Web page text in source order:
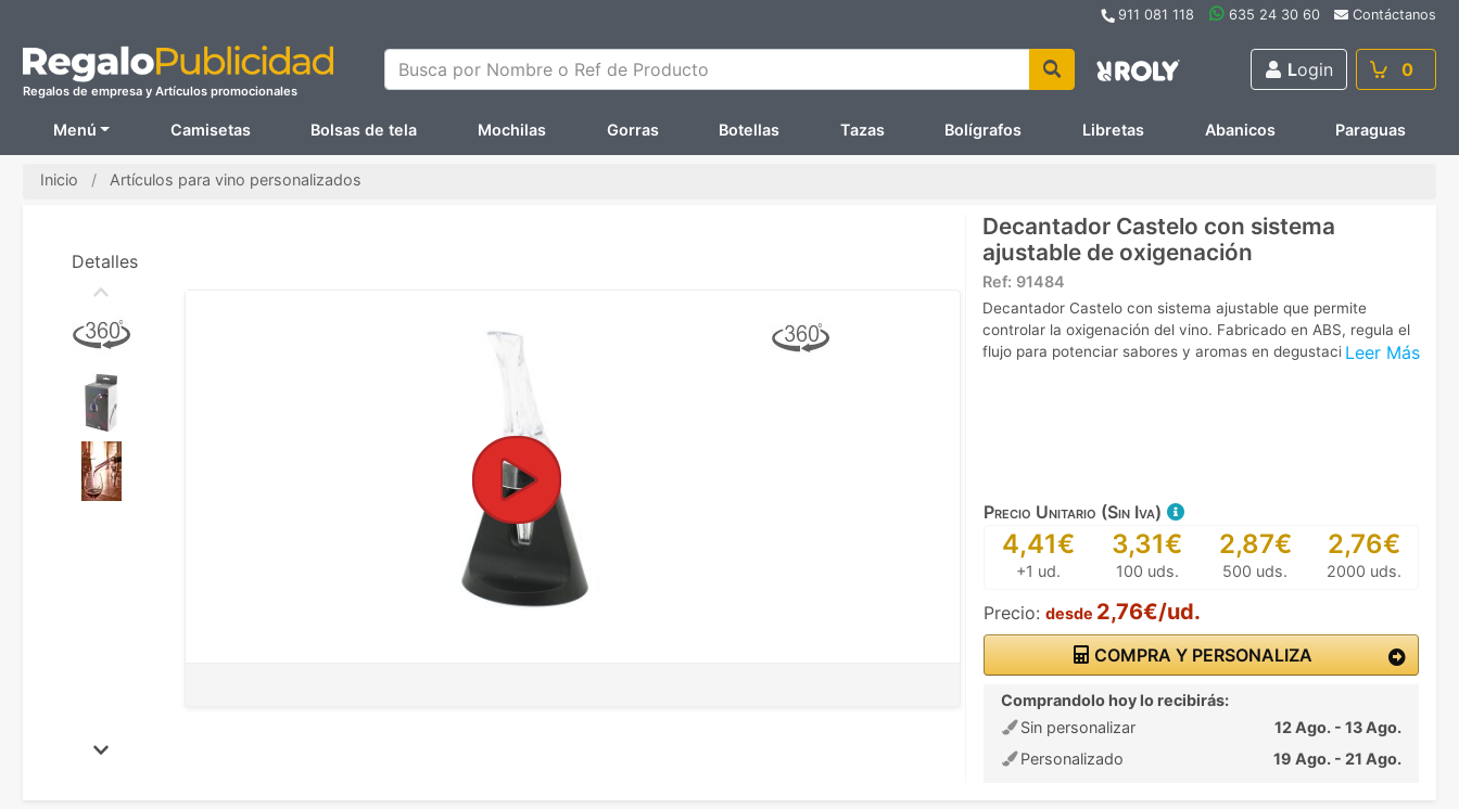
911 081 118 635 24 30 60 Contáctanos
Regalos de empresa y Artículos promocionales
Busca por Nombre o Ref de Producto Login 0
Menú Camisetas Bolsas de tela Mochilas Gorras Botellas Tazas Bolígrafos Libretas Abanicos Paraguas
Inicio Artículos para vino personalizados
Decantador Castelo con sistema
ajustable de oxigenación
Ref: 91484
Leer Más
Decantador Castelo con sistema ajustable que permite
controlar la oxigenación del vino. Fabricado en ABS, regula el
flujo para potenciar sabores y aromas en degustaciones.
Precio Unitario (Sin Iva)
4,41€
+1 ud.
3,31€
100 uds.
2,87€
500 uds.
2,76€
2000 uds.
Precio: desde 2,76€/ud.
COMPRA Y PERSONALIZA
Comprandolo hoy lo recibirás:
Sin personalizar
12 Ago. - 13 Ago.
Personalizado
19 Ago. - 21 Ago.
Detalles